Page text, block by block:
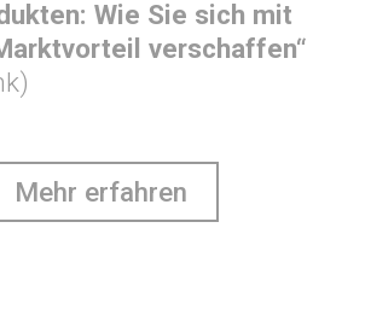
Wie Sie sich mit
verschaffen“
Mehr erfahren